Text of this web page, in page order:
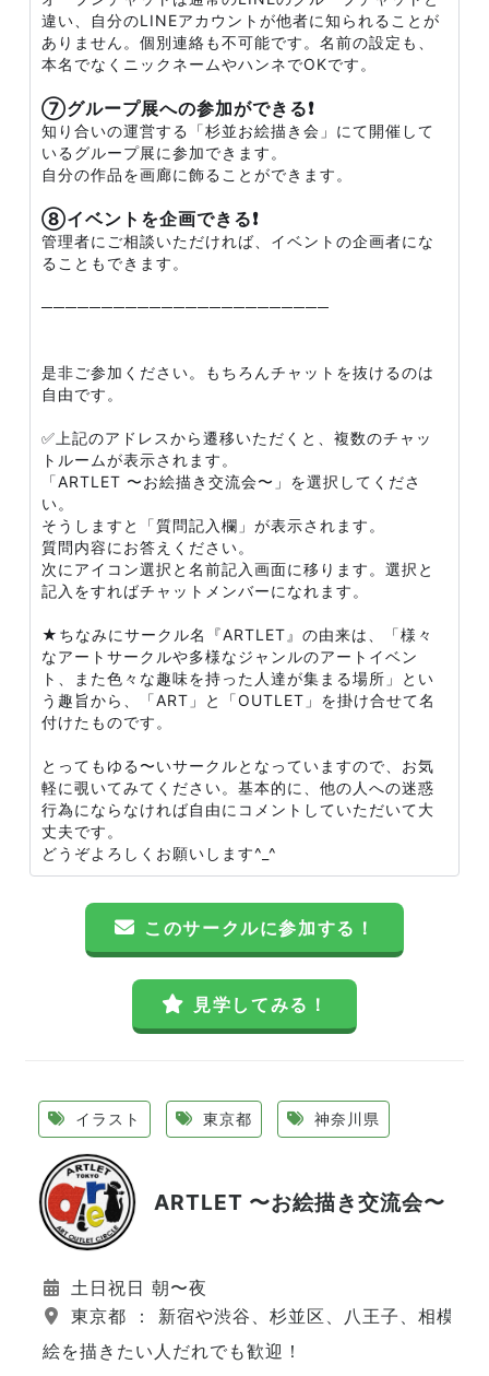
違い、自分のLINEアカウントが他者に知られることが
ありません。個別連絡も不可能です。名前の設定も、
本名でなくニックネームやハンネでOKです。
⑦グループ展への参加ができる❗
知り合いの運営する「杉並お絵描き会」にて開催して
いるグループ展に参加できます。
自分の作品を画廊に飾ることができます。
⑧イベントを企画できる❗
管理者にご相談いただければ、イベントの企画者にな
ることもできます。
────────────────────────
是非ご参加ください。もちろんチャットを抜けるのは
自由です。
✅上記のアドレスから遷移いただくと、複数のチャッ
トルームが表示されます。
「ARTLET 〜お絵描き交流会〜」を選択してくださ
い。
そうしますと「質問記入欄」が表示されます。
質問内容にお答えください。
次にアイコン選択と名前記入画面に移ります。選択と
記入をすればチャットメンバーになれます。
★ちなみにサークル名『ARTLET』の由来は、「様々
なアートサークルや多様なジャンルのアートイベン
ト、また色々な趣味を持った人達が集まる場所」とい
う趣旨から、「ART」と「OUTLET」を掛け合せて名
付けたものです。
とってもゆる〜いサークルとなっていますので、お気
軽に覗いてみてください。基本的に、他の人への迷惑
行為にならなければ自由にコメントしていただいて大
丈夫です。
どうぞよろしくお願いします^_^
このサークルに参加する！
見学してみる！
イラスト 東京都 神奈川県
ARTLET 〜お絵描き交流会〜
土日祝日 朝〜夜
東京都 ： 新宿や渋谷、杉並区、八王子、相模原
絵を描きたい人だれでも歓迎！